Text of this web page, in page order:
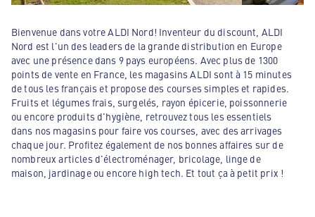
Bienvenue dans votre ALDI Nord! Inventeur du discount, ALDI
Nord est l'un des leaders de la grande distribution en Europe
avec une présence dans 9 pays européens. Avec plus de 1300
points de vente en France, les magasins ALDI sont à 15 minutes
de tous les français et propose des courses simples et rapides.
Fruits et légumes frais, surgelés, rayon épicerie, poissonnerie
ou encore produits d'hygiène, retrouvez tous les essentiels
dans nos magasins pour faire vos courses, avec des arrivages
chaque jour. Profitez également de nos bonnes affaires sur de
nombreux articles d'électroménager, bricolage, linge de
maison, jardinage ou encore high tech. Et tout ça à petit prix !